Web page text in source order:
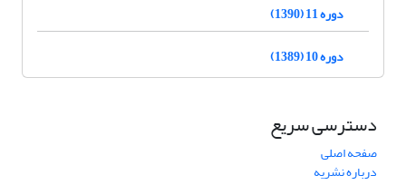
دوره 11 (1390)
دوره 10 (1389)
دسترسی سریع
صفحه اصلی
درباره نشریه